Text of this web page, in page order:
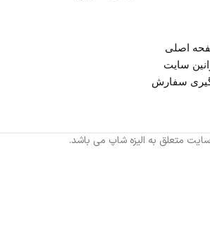
اصلی
سایت
سفارش
متعلق به الیزه شاپ می باشد.